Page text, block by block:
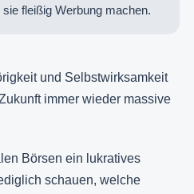
fleißig Werbung machen.
und Selbstwirksamkeit
immer wieder massive
Börsen ein lukratives
schauen, welche